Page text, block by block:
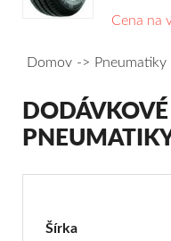
Cena na
Domov Pneumatiky
Dodávkové
Šírka